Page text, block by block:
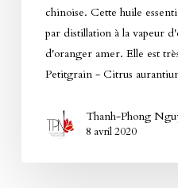
chinoise. Cette huile
par distillation à la vapeur
d'oranger amer. Elle est
Petitgrain - Citrus
Thanh-Phong
8 avril 2020